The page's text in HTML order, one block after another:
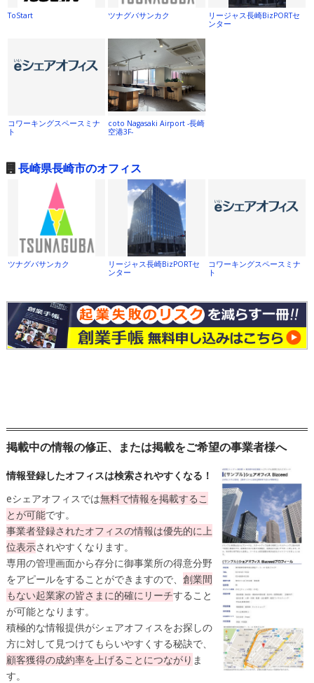
ToStart ツナグバサンカク
リージャス長崎BizPORTセ
ンター
コワーキングスペースミナ
ト
coto Nagasaki Airport -長崎
空港3F-
長崎県長崎市のオフィス
ツナグバサンカク
リージャス長崎BizPORTセ
ンター
コワーキングスペースミナ
ト
掲載中の情報の修正、または掲載をご希望の事業者様へ
情報登録したオフィスは検索されやすくなる！
eシェアオフィスでは無料で情報を掲載するこ
とが可能です。
事業者登録されたオフィスの情報は優先的に上
位表示されやすくなります。
専用の管理画面から存分に御事業所の得意分野
をアピールをすることができますので、 創業間
もない起業家の皆さまに的確にリーチすること
が可能となります。
積極的な情報提供がシェアオフィスをお探しの
方に対して見つけてもらいやすくする秘訣で、
顧客獲得の成約率を上げることにつながり ま
す。